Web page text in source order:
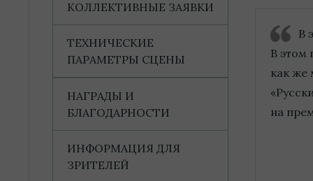
В
В этом
как же
на
КОЛЛЕКТИВНЫЕ ЗАЯВКИ
ТЕХНИЧЕСКИЕ
ПАРАМЕТРЫ СЦЕНЫ
НАГРАДЫ И
БЛАГОДАРНОСТИ
ИНФОРМАЦИЯ ДЛЯ
ЗРИТЕЛЕЙ